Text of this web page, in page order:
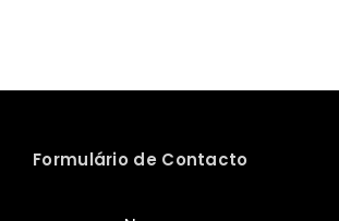
Formulário de Contacto